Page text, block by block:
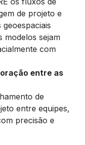
de projeto e
modelos sejam
com
entre as
de
entre equipes,
precisão e